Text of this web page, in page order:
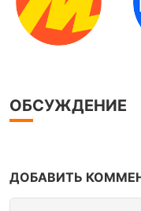
ОБСУЖДЕНИЕ
ДОБАВИТЬ